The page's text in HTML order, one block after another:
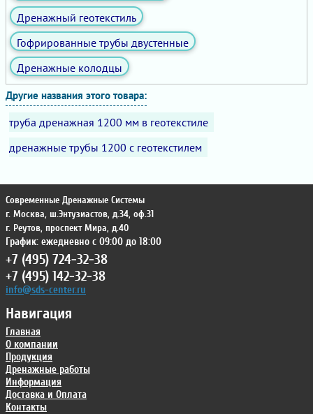
Дренажный геотекстиль
Гофрированные трубы двустенные
Дренажные колодцы
Другие названия этого товара:
труба дренажная 1200 мм в геотекстиле
дренажные трубы 1200 с геотекстилем
Навигация
Главная
О компании
Продукция
Дренажные работы
Информация
Доставка и Оплата
Контакты
Современные Дренажные Системы
г. Москва, ш.Энтузиастов, д.34, оф.31
г. Реутов, проспект Мира, д.40
График: ежедневно с 09:00 до 18:00
+7 (495) 724-32-38
+7 (495) 142-32-38
info@sds-center.ru